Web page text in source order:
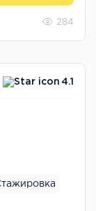
284
4.1